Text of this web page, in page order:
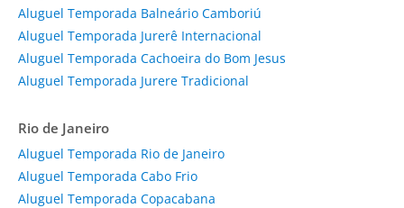
Aluguel Temporada Balneário Camboriú
Aluguel Temporada Jurerê Internacional
Aluguel Temporada Cachoeira do Bom Jesus
Aluguel Temporada Jurere Tradicional
Rio de Janeiro
Aluguel Temporada Rio de Janeiro
Aluguel Temporada Cabo Frio
Aluguel Temporada Copacabana